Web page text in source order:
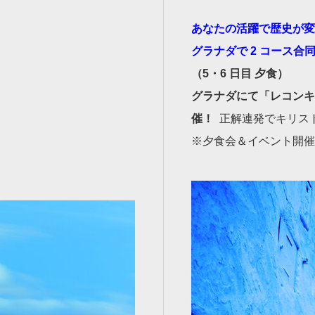
あなたの活躍で歴史が
グラナダで 2 コース合
（5・6 日目 夕食）
グラナダにて「レコン
催！ 正解連発でキリス
※夕食会＆イベント開